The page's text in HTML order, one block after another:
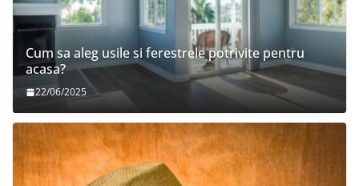
Cum sa aleg usile si ferestrele potrivite pentru
acasa?
22/06/2025